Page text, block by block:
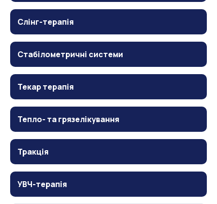
Слінг-терапія
Стабілометричні системи
Текар терапія
Тепло- та грязелікування
Тракція
УВЧ-терапія